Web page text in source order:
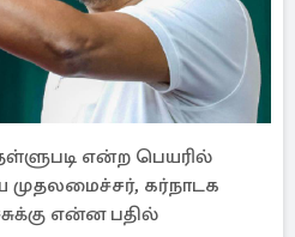
என்ற பெயரில்
முதலமைச்சர், கர்நாடக
என்ன பதில்